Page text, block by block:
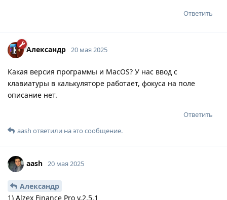
Ответить
Александр 20 мая 2025
Какая версия программы и MacOS? У нас ввод с
клавиатуры в калькуляторе работает, фокуса на поле
описание нет.
Ответить
aash ответили на это сообщение.
aash 20 мая 2025
Александр
1) Alzex Finance Pro v.2.5.1